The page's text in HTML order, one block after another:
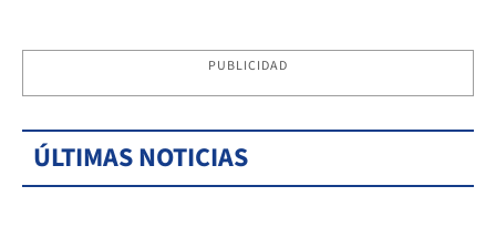
PUBLICIDAD
ÚLTIMAS NOTICIAS